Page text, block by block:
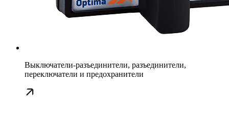
Выключатели-разъединители, разъединители,
переключатели и предохранители